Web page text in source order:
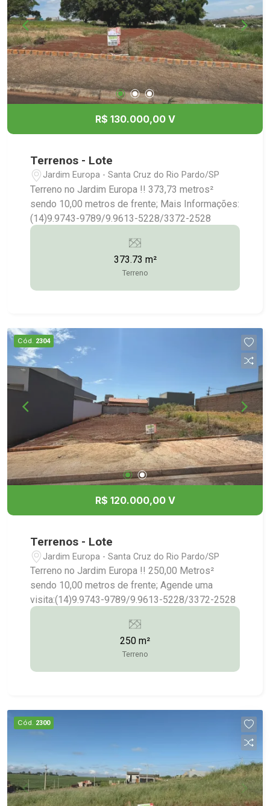
R$ 130.000,00 V
Terrenos - Lote
Jardim Europa - Santa Cruz do Rio Pardo/SP
Terreno no Jardim Europa !! 373,73 metros²
sendo 10,00 metros de frente; Mais Informações:
(14)9.9743-9789/9.9613-5228/3372-2528
373.73 m²
Terreno
Cód. 2304
R$ 120.000,00 V
Terrenos - Lote
Jardim Europa - Santa Cruz do Rio Pardo/SP
Terreno no Jardim Europa !! 250,00 Metros²
sendo 10,00 metros de frente; Agende uma
visita:(14)9.9743-9789/9.9613-5228/3372-2528
250 m²
Terreno
Cód. 2300